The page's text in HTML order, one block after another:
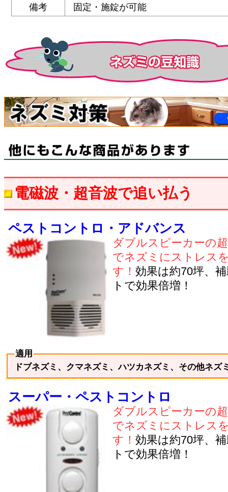
備考
固定・施錠が可能
電磁波・超音波で追い払う
ペストコントロ・アドバンス
ダブルスピーカーの
でネズミにストレス
す！効果は約70坪、
トで効果倍増！
適用
ドブネズミ、クマネズミ、ハツカネズミ、その他ネズ
スーパー・ペストコントロ
ダブルスピーカーの
でネズミにストレス
す！効果は約70坪、
トで効果倍増！